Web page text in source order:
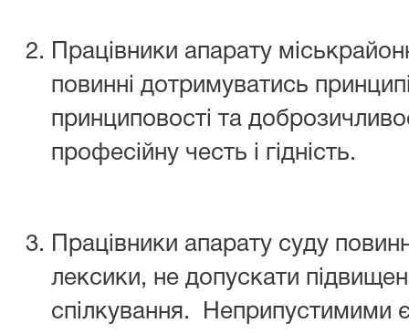
Працівники апарату
повинні дотримуватись
принциповості та
професійну честь і гідність.
Працівники апарату суду
лексики, не допускати
спілкування. Неприпустимими